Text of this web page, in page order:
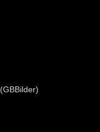
(GBBilder)